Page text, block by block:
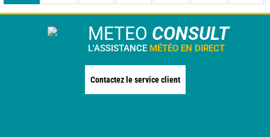
METEO CONSULT
L'ASSISTANCE MÉTÉO EN DIRECT
Contactez le service client